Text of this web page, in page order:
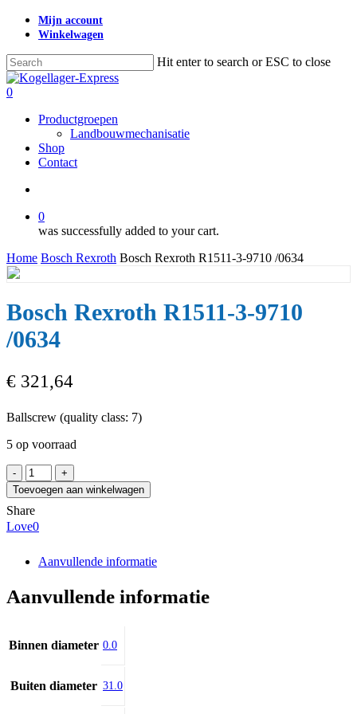
Skip
content
Mijn account
Winkelwagen
Hit enter to search or ESC to close
Close
Search
search
0
Productgroepen
Landbouwmechanisatie
Shop
Contact
0
was successfully added to your cart.
Home Bosch Rexroth Bosch Rexroth R1511-3-9710 /0634
Bosch Rexroth R1511-3-9710
/0634
€ 321,64
Ballscrew (quality class: 7)
5 op voorraad
Bosch
Rexroth
R1511-
3-
9710
aantal
Toevoegen aan winkelwagen
Share
Love0
Aanvullende informatie
Aanvullende informatie
Binnen diameter 0.0
Buiten diameter 31.0